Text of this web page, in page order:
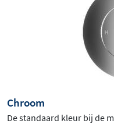
Chroom
De standaard kleur bij de